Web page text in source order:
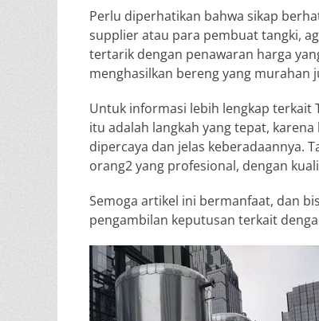
Perlu diperhatikan bahwa sikap
supplier atau para pembuat tangki,
tertarik dengan penawaran harga
menghasilkan bereng yang murahan
Untuk informasi lebih lengkap terkait
itu adalah langkah yang tepat, karena
dipercaya dan jelas keberadaannya.
orang2 yang profesional, dengan
Semoga artikel ini bermanfaat, dan
pengambilan keputusan terkait